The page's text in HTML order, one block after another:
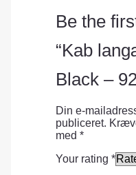
Be the
“Kab
Black –
Din e-
publiceret.
med *
Your rating *